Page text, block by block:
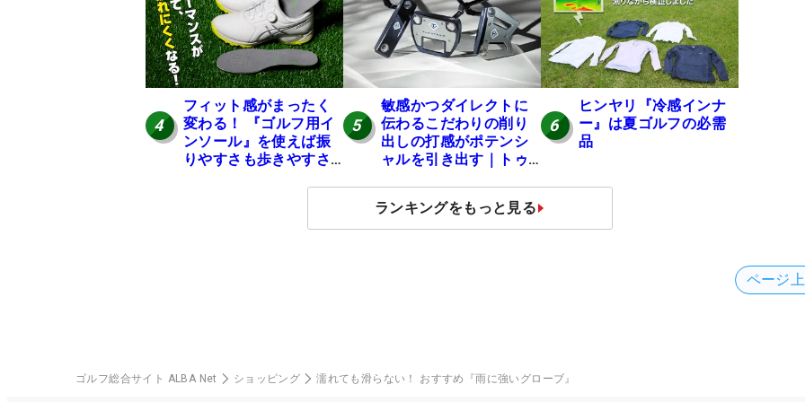
4
フィット感がまったく
変わる！ 『ゴルフ用イ
ンソール』を使えば振
りやすさも歩きやすさ
5
敏感かつダイレクトに
伝わるこだわりの削り
出しの打感がポテンシ
ャルを引き出す｜トゥ
6
ヒンヤリ『冷感インナ
ー』は夏ゴルフの必需
品
ランキングをもっと見る
ページ
ゴルフ総合サイト ALBA Net ショッピング 濡れても滑らない！ おすすめ『雨に強いグローブ』